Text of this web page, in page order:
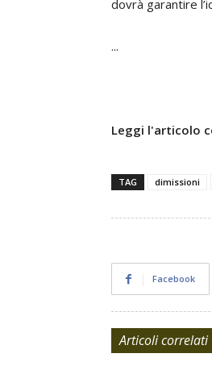
dovrà garantire
...
Leggi l'articolo
TAG dimissioni
Facebook
Articoli correlati